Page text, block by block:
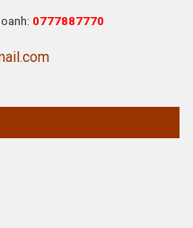
0777887770